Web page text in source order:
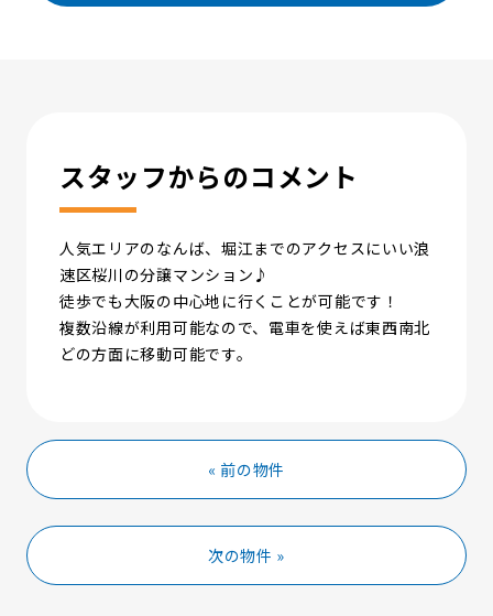
スタッフからのコメント
人気エリアのなんば、堀江までのアクセスにいい浪
速区桜川の分譲マンション♪
徒歩でも大阪の中心地に行くことが可能です！
複数沿線が利用可能なので、電車を使えば東西南北
どの方面に移動可能です。
« 前の物件
次の物件 »